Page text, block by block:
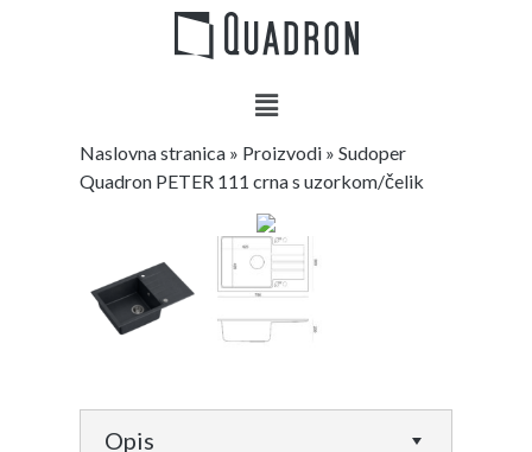
Naslovna stranica » Proizvodi »Sudoper
Quadron PETER 111 crna s uzorkom/čelik
Opis